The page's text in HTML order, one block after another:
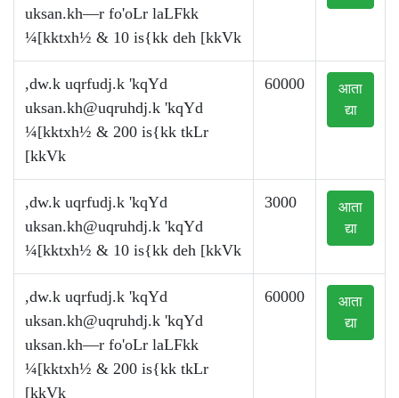
uksan.kh—r fo'oLr laLFkk
¼[kktxh½ & 10 is{kk deh [kkVk
,dw.k uqrfudj.k 'kqYd
uksan.kh@uqruhdj.k 'kqYd
¼[kktxh½ & 200 is{kk tkLr
[kkVk
60000
आता
द्या
,dw.k uqrfudj.k 'kqYd
uksan.kh@uqruhdj.k 'kqYd
¼[kktxh½ & 10 is{kk deh [kkVk
3000
आता
द्या
,dw.k uqrfudj.k 'kqYd
uksan.kh@uqruhdj.k 'kqYd
uksan.kh—r fo'oLr laLFkk
¼[kktxh½ & 200 is{kk tkLr
[kkVk
60000
आता
द्या